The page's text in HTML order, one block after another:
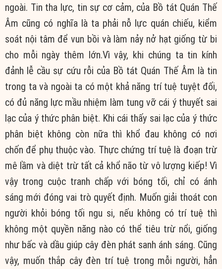
ngoài. Tin tha lực, tin sự cơ cảm, của Bồ tát Quán Thế
Âm cũng có nghĩa là ta phải nỗ lực quán chiếu, kiểm
soát nội tâm để vun bồi và làm nảy nở hạt giống từ bi
cho mỗi ngày thêm lớn.Vì vậy, khi chúng ta tin kính
đảnh lễ cầu sự cứu rỗi của Bồ tát Quán Thế Âm là tin
trong ta và ngoài ta có một khả năng trí tuệ tuyệt đối,
có đủ năng lực mầu nhiệm làm tung vỡ cái ý thuyết sai
lạc của ý thức phân biệt. Khi cái thấy sai lạc của ý thức
phân biệt không còn nữa thì khổ đau không có nơi
chốn để phụ thuộc vào. Thực chứng trí tuệ là đoạn trừ
mê lầm và diệt trừ tất cả khổ não từ vô lượng kiếp! Vì
vậy trong cuộc tranh chấp với bóng tối, chỉ có ánh
sáng mới đóng vai trò quyết định. Muốn giải thoát con
người khỏi bóng tối ngu si, nếu không có trí tuệ thì
không một quyền năng nào có thể tiêu trừ nổi, giống
như bấc và dầu giúp cây đèn phát sanh ánh sáng. Cũng
vậy, muốn thắp cây đèn trí tuệ trong mỗi người, hẳn